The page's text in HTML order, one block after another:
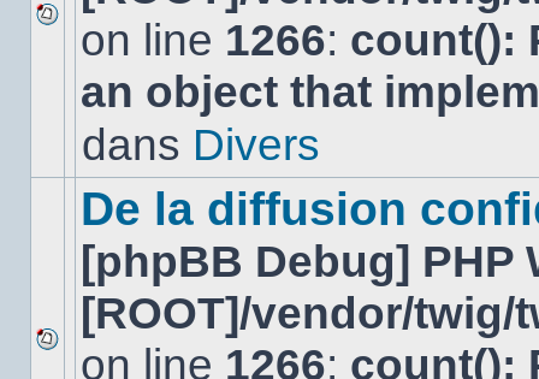
Aucun
nouveau
message
non-
dans
on line 1266: count():
an object that
dans Divers
Aucun
De la diffusion
[phpBB Debug] PHP
[ROOT]/vendor/
on line 1266: count():